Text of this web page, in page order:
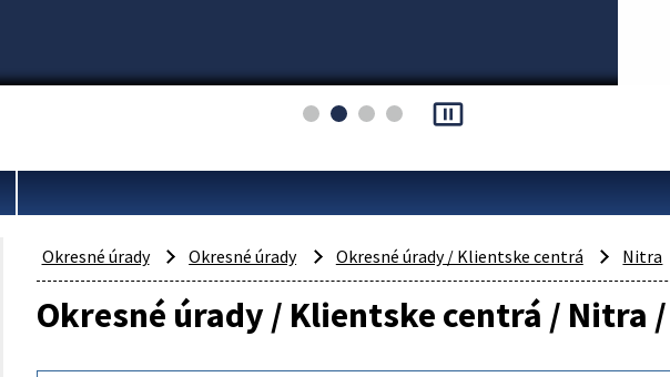
pause_presentation
Okresné úrady Okresné úrady Okresné úrady / Klientske centrá Nitra
Okresné úrady / Klientske centrá /